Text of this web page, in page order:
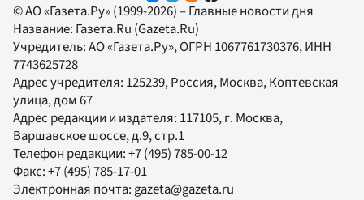
© АО «Газета.Ру» (1999-2026) – Главные новости дня
Название: Газета.Ru (Gazeta.Ru)
Учредитель:АО «Газета.Ру», ОГРН 1067761730376, ИНН
7743625728
Адрес учредителя: 125239, Россия, Москва, Коптевская
улица, дом 67
Адрес редакции и издателя: 117105, г. Москва,
Варшавское шоссе, д.9, стр.1
Телефон редакции:+7 (495) 785-00-12
Факс:+7 (495) 785-17-01
Электронная почта: gazeta@gazeta.ru